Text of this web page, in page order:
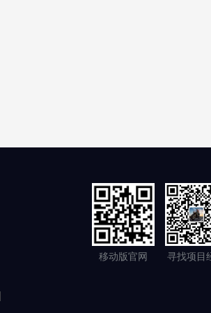
移动版官网 寻找项目
|